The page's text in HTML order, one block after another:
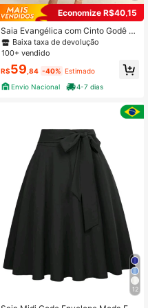
Economize R$40,15
Saia Evangélica com Cinto Godê Mí
di Rodada Soltinha Feminino
Baixa taxa de devolução
100+ vendido
R$59 ,84 -40% Estimado
Envio Nacional
4-7 dias
12